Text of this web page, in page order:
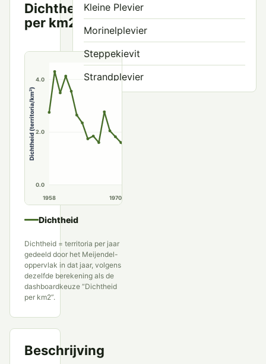
Dichtheid
per km2
Territoria
per km²
0.0
2.0
4.0
6.0
Dichtheid (territoria/km²)
1958 1970
Dichtheid
Dichtheid = territoria per jaar
gedeeld door het Meijendel-
oppervlak in dat jaar, volgens
dezelfde berekening als de
dashboardkeuze “Dichtheid
per km2”.
Beschrijving
Kleine Plevier
Morinelplevier
Steppekievit
Strandplevier